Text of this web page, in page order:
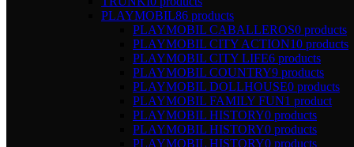
PLAYMOBIL86 products
PLAYMOBIL CABALLEROS0 products
PLAYMOBIL CITY ACTION10 products
PLAYMOBIL CITY LIFE6 products
PLAYMOBIL COUNTRY9 products
PLAYMOBIL DOLLHOUSE0 products
PLAYMOBIL FAMILY FUN1 product
PLAYMOBIL HISTORY0 products
PLAYMOBIL HISTORY0 products
PLAYMOBIL HISTORY0 products